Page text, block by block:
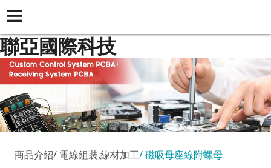
聯亞國際科技
商品介紹 電線組裝,線材加工 磁吸母座線附螺母